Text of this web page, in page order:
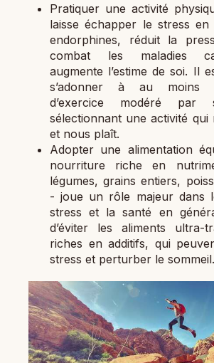
Pratiquer une activité
laisse échapper le stress en
endorphines, réduit la
combat les maladies
augmente l’estime de soi. Il
s’adonner à au moins
d’exercice modéré par
sélectionnant une activité qui
et nous plaît.
Adopter une alimentation
nourriture riche en
légumes, grains entiers,
- joue un rôle majeur dans
stress et la santé en
d’éviter les aliments ultra-
riches en additifs, qui
stress et perturber le sommeil.